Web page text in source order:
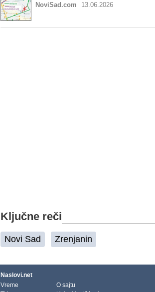
NoviSad.com 13.06.2026
Ključne reči
Novi Sad Zrenjanin
Naslovi.net
Vreme
O sajtu